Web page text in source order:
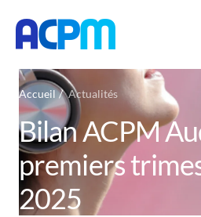
Accueil Actualités
Bilan ACPM
premiers
2025